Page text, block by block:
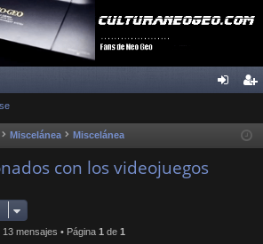
ist
Miscelánea Miscelánea
con los videojuegos
13 mensajes • Página 1 de 1